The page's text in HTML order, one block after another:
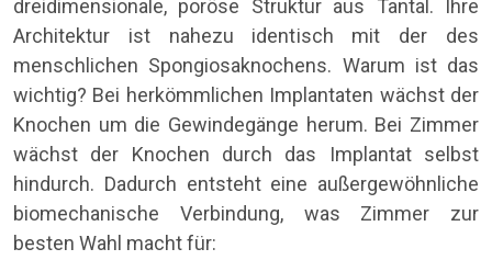
dreidimensionale, poröse Struktur aus Tantal. Ihre
Architektur ist nahezu identisch mit der des
menschlichen Spongiosaknochens. Warum ist das
wichtig? Bei herkömmlichen Implantaten wächst der
Knochen um die Gewindegänge herum. Bei Zimmer
wächst der Knochen durch das Implantat selbst
hindurch. Dadurch entsteht eine außergewöhnliche
biomechanische Verbindung, was Zimmer zur
besten Wahl macht für: